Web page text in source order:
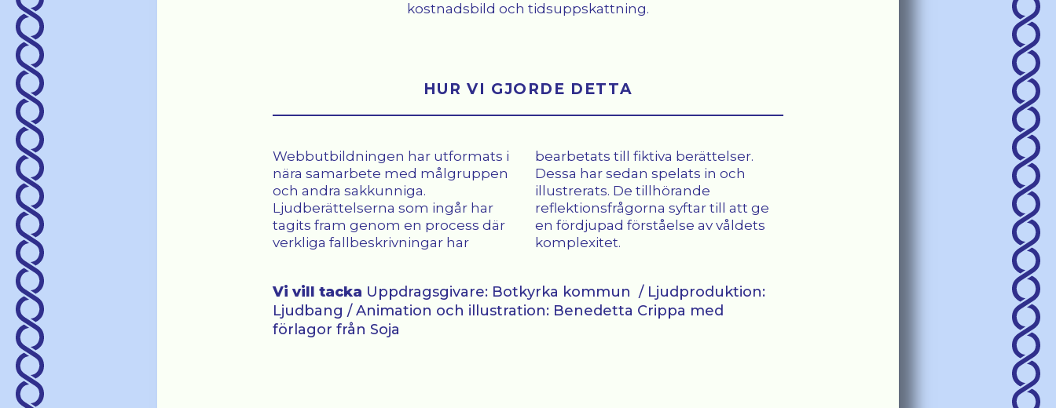
kostnadsbild och tidsuppskattning.
HUR VI GJORDE DETTA
Webbutbildningen har utformats i
nära samarbete med målgruppen
och andra sakkunniga.
Ljudberättelserna som ingår har
tagits fram genom en process där
verkliga fallbeskrivningar har
bearbetats till fiktiva berättelser.
Dessa har sedan spelats in och
illustrerats. De tillhörande
reflektionsfrågorna syftar till att ge
en fördjupad förståelse av våldets
komplexitet.
Vi vill tacka Uppdragsgivare: Botkyrka kommun / Ljudproduktion:
Ljudbang / Animation och illustration: Benedetta Crippa med
förlagor från Soja